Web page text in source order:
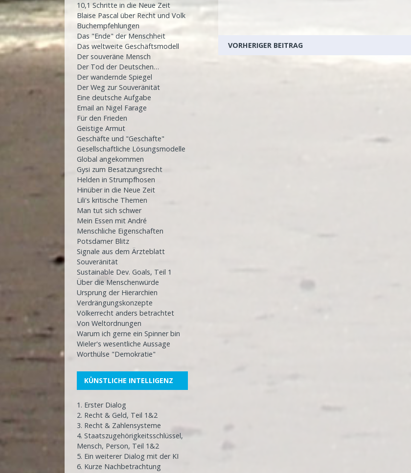
VORHERIGER BEITRAG
10,1 Schritte in die Neue Zeit
Blaise Pascal über Recht und Volk
Buchempfehlungen
Das "Ende" der Menschheit
Das weltweite Geschäftsmodell
Der souveräne Mensch
Der Tod der Deutschen…
Der wandernde Spiegel
Der Weg zur Souveränität
Eine deutsche Aufgabe
Email an Nigel Farage
Für den Frieden
Geistige Armut
Geschäfte und "Geschäfte"
Gesellschaftliche Lösungsmodelle
Global angekommen
Gysi zum Besatzungsrecht
Helden in Strumpfhosen
Hinüber in die Neue Zeit
Lili's kritische Themen
Man tut sich schwer
Mein Essen mit André
Menschliche Eigenschaften
Potsdamer Blitz
Signale aus dem Ärzteblatt
Souveränität
Sustainable Dev. Goals, Teil 1
Über die Menschenwürde
Ursprung der Hierarchien
Verdrängungskonzepte
Völkerrecht anders betrachtet
Von Weltordnungen
Warum ich gerne ein Spinner bin
Wieler's wesentliche Aussage
Worthülse "Demokratie"
KÜNSTLICHE INTELLIGENZ
1. Erster Dialog
2. Recht & Geld, Teil 1&2
3. Recht & Zahlensysteme
4. Staatszugehörigkeitsschlüssel,
Mensch, Person, Teil 1&2
5. Ein weiterer Dialog mit der KI
6. Kurze Nachbetrachtung